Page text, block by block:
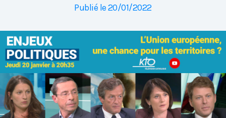
Publié le 20/01/2022